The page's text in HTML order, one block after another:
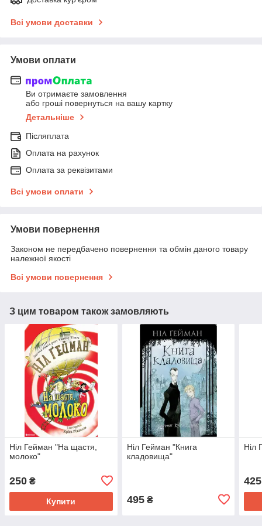
Всі умови доставки
Умови оплати
Ви отримаєте замовлення
або гроші повернуться на вашу картку
Детальніше
Післяплата
Оплата на рахунок
Оплата за реквізитами
Всі умови оплати
Умови повернення
Законом не передбачено повернення та обмін даного товару
належної якості
Всі умови повернення
З цим товаром також замовляють
Ніл Гейман "На щастя,
молоко"
250 ₴
Купити
Ніл Гейман "Книга
кладовища"
495₴
Ніл
425